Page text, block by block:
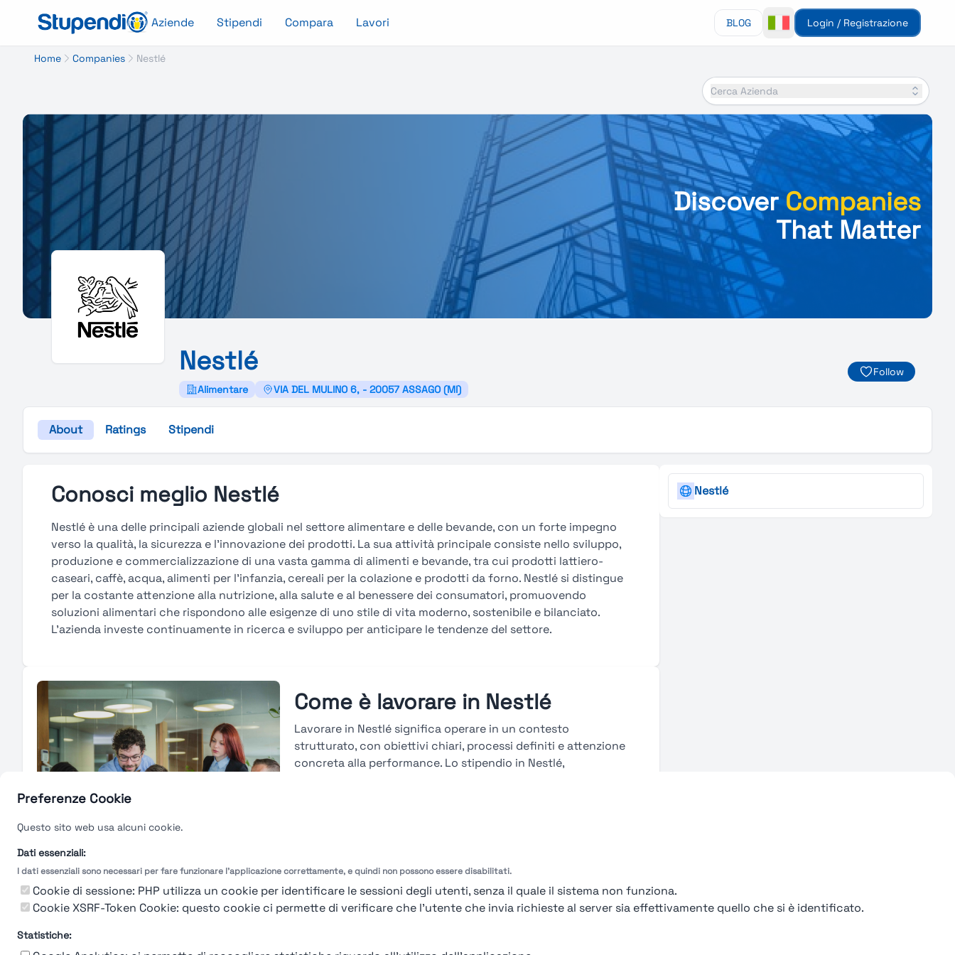
Preferenze Cookie
Questo sito web usa alcuni cookie.
Dati essenziali:
I dati essenziali sono necessari per fare funzionare l'applicazione correttamente, e quindi non possono essere disabilitati.
Cookie di sessione: PHP utilizza un cookie per identificare le sessioni degli utenti, senza il quale il sistema non funziona.
Cookie XSRF-Token Cookie: questo cookie ci permette di verificare che l'utente che invia richieste al server sia effettivamente quello che si è identificato.
Statistiche:
Aziende Stipendi Compara Lavori BLOG Login / Registrazione
Home Companies Nestlé
Cerca Azienda
DiscoverCompanies
That Matter
Nestlé
Alimentare VIA DEL MULINO 6, - 20057 ASSAGO (MI)
Follow
About Ratings Stipendi
Conosci meglio Nestlé
Nestlé è una delle principali aziende globali nel settore alimentare e delle bevande, con un forte impegno
verso la qualità, la sicurezza e l’innovazione dei prodotti. La sua attività principale consiste nello sviluppo,
produzione e commercializzazione di una vasta gamma di alimenti e bevande, tra cui prodotti lattiero-
caseari, caffè, acqua, alimenti per l’infanzia, cereali per la colazione e prodotti da forno. Nestlé si distingue
per la costante attenzione alla nutrizione, alla salute e al benessere dei consumatori, promuovendo
soluzioni alimentari che rispondono alle esigenze di uno stile di vita moderno, sostenibile e bilanciato.
L’azienda investe continuamente in ricerca e sviluppo per anticipare le tendenze del settore.
Come è lavorare in Nestlé
Lavorare in Nestlé significa operare in un contesto
strutturato, con obiettivi chiari, processi definiti e attenzione
concreta alla performance. Lo stipendio in Nestlé,
Guarda le valutazioni →
Nestlé